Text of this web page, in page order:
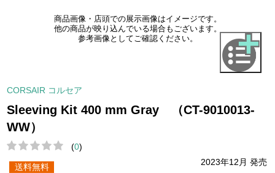
商品画像・店頭での展示画像はイメージです。
他の商品が映り込んでいる場合もございます。
参考画像としてご確認ください。
CORSAIR コルセア
Sleeving Kit 400 mm Gray （CT-9010013-
WW）
(0)
2023年12月 発売
送料無料